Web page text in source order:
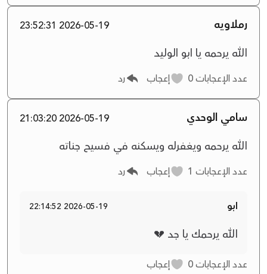
رملاويه 2026-05-19 23:52:31
الله يرحمه يا ابو الوليد
عدد الإعجابات إعجاب رد
سامي الوحدي 2026-05-19 21:03:20
الله يرحمه ويغفرله ويسكنه في فسيح جناته
عدد الإعجابات إعجاب رد
ابو 2026-05-19 22:14:52
الله يرحمك يا جد 💔
عدد الإعجابات إعجاب